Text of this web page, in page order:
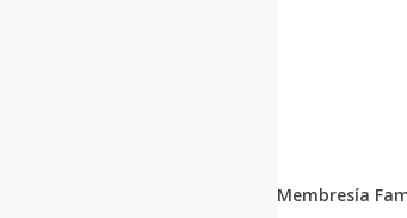
Membresía